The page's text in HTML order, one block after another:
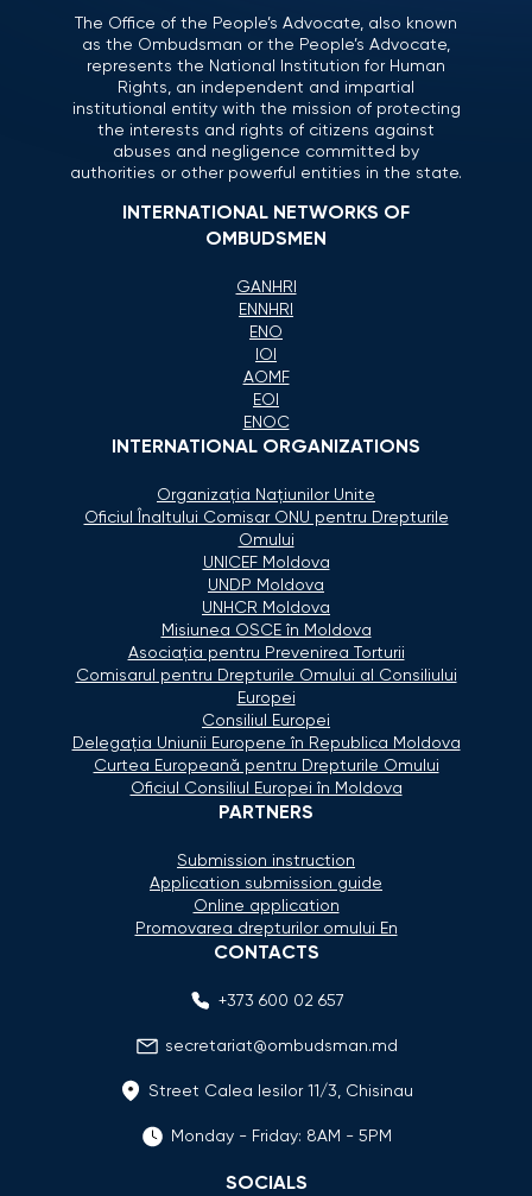
The Office of the People’s Advocate, also known
as the Ombudsman or the People’s Advocate,
represents the National Institution for Human
Rights, an independent and impartial
institutional entity with the mission of protecting
the interests and rights of citizens against
abuses and negligence committed by
authorities or other powerful entities in the state.
INTERNATIONAL NETWORKS OF
OMBUDSMEN
GANHRI
ENNHRI
ENO
IOI
AOMF
EOI
ENOC
INTERNATIONAL ORGANIZATIONS
Organizaţia Naţiunilor Unite
Oficiul Înaltului Comisar ONU pentru Drepturile
Omului
UNICEF Moldova
UNDP Moldova
UNHCR Moldova
Misiunea OSCE în Moldova
Asociaţia pentru Prevenirea Torturii
Comisarul pentru Drepturile Omului al Consiliului
Europei
Consiliul Europei
Delegaţia Uniunii Europene în Republica Moldova
Curtea Europeană pentru Drepturile Omului
Oficiul Consiliul Europei în Moldova
PARTNERS
Submission instruction
Application submission guide
Online application
Promovarea drepturilor omului En
CONTACTS
+373 600 02 657
secretariat@ombudsman.md
Street Calea Iesilor 11/3, Chisinau
Monday - Friday: 8AM - 5PM
SOCIALS